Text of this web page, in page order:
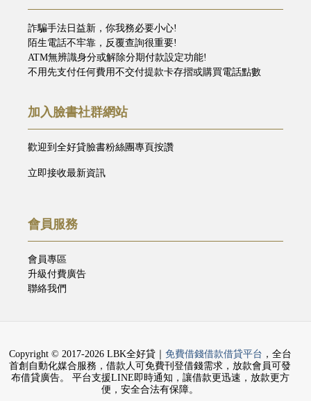
詐騙手法日益新，你我務必要小心!
陌生電話不牢靠，反覆查詢很重要!
ATM無辨識身分或解除分期付款設定功能!
不用先支付任何費用不交付提款卡存摺或購買電話點數
加入臉書社群網站
歡迎到全好貸臉書粉絲團專頁按讚
立即接收最新資訊
會員服務
會員專區
升級付費廣告
聯絡我們
Copyright © 2017-2026 LBK全好貸｜ 免費借錢借款借貸平台 ，全台
首創自動化媒合服務，借款人可免費刊登借錢需求，放款會員可發
布借貸廣告。 平台支援LINE即時通知，讓借款更迅速，放款更方
便，安全合法有保障。